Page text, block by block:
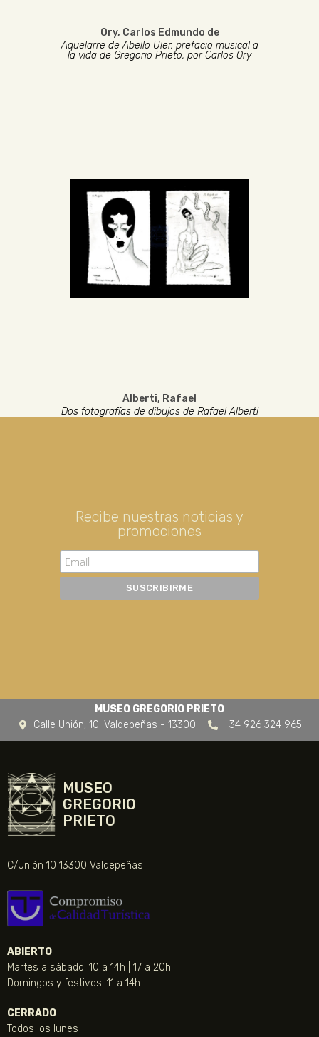
Ory, Carlos Edmundo de
Aquelarre de Abello Uler, prefacio musical a
la vida de Gregorio Prieto, por Carlos Ory
Alberti, Rafael
Dos fotografías de dibujos de Rafael Alberti
Recibe nuestras noticias y
promociones
MUSEO GREGORIO PRIETO
Calle Unión, 10. Valdepeñas - 13300
+34 926 324 965
MUSEO
GREGORIO
PRIETO
C/Unión 10 13300 Valdepeñas
ABIERTO
Martes a sábado: 10 a 14h | 17 a 20h
Domingos y festivos: 11 a 14h
CERRADO
Todos los lunes